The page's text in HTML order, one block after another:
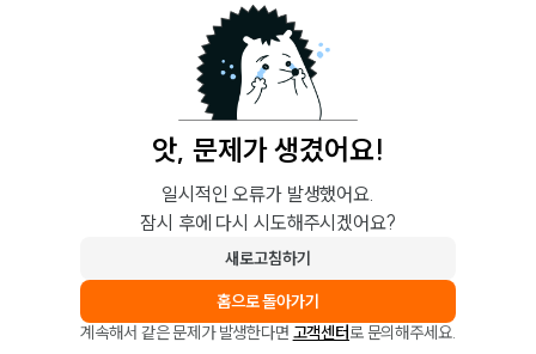
앗, 문제가 생겼어요!
일시적인 오류가 발생했어요.
잠시 후에 다시 시도해주시겠어요?
새로고침하기
홈으로 돌아가기
계속해서 같은 문제가 발생한다면 고객센터로 문의해주세요.